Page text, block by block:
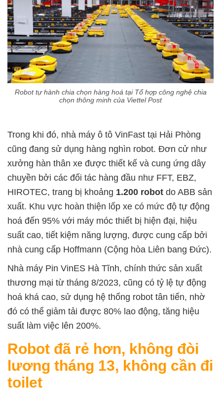
Robot tự hành chia chọn hàng hoá tại Tổ hợp công nghệ chia
chọn thông minh của Viettel Post
Trong khi đó, nhà máy ô tô VinFast tại Hải Phòng
cũng đang sử dụng hàng nghìn robot. Đơn cử như
xưởng hàn thân xe được thiết kế và cung ứng dây
chuyền bởi các đối tác hàng đầu như FFT, EBZ,
HIROTEC, trang bị khoảng 1.200 robot do ABB sản
xuất. Khu vực hoàn thiện lốp xe có mức độ tự động
hoá đến 95% với máy móc thiết bị hiện đại, hiệu
suất cao, tiết kiệm năng lượng, được cung cấp bởi
nhà cung cấp Hoffmann (Cộng hòa Liên bang Đức).
Nhà máy Pin VinES Hà Tĩnh, chính thức sản xuất
thương mại từ tháng 8/2023, cũng có tỷ lệ tự động
hoá khá cao, sử dụng hệ thống robot tân tiến, nhờ
đó có thể giảm tải được 80% lao động, tăng hiệu
suất làm việc lên 200%.
Robot đã rẻ hơn, không đòi
lương tháng 13, không cần đi
toilet